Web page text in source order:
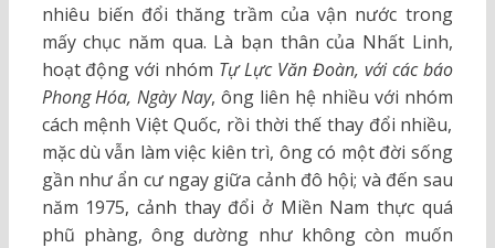
nhiêu biến đổi thăng trầm của vận nước trong
mấy chục năm qua. Là bạn thân của Nhất Linh,
hoạt động với nhóm Tự Lực Văn Đoàn, với các báo
Phong Hóa, Ngày Nay, ông liên hệ nhiều với nhóm
cách mệnh Việt Quốc, rồi thời thế thay đổi nhiều,
mặc dù vẫn làm việc kiên trì, ông có một đời sống
gần như ẩn cư ngay giữa cảnh đô hội; và đến sau
năm 1975, cảnh thay đổi ở Miền Nam thực quá
phũ phàng, ông dường như không còn muốn